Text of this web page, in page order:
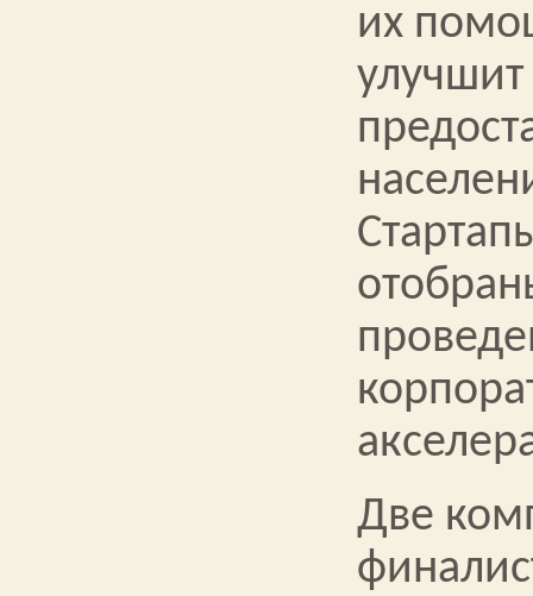
их
улучшит
Две